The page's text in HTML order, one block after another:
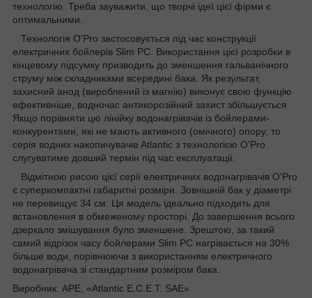
технологію. Треба зауважити, що творчі ідеї цієї фірми є
оптимальними.
Технологія O'Pro застосовується під час конструкції
електричних бойлерів Slim PC. Використання цієї розробки в
кінцевому підсумку призводить до зменшення гальванічного
струму між складниками всередині бака. Як результат,
захисний анод (вироблений із магнію) виконує свою функцію
ефективніше, водночас антикорозійний захист збільшується
Якщо порівняти цю лінійку водонагрівачів із бойлерами-
конкурентами, які не мають активного (омічного) опору, то
серія водних накопичувачів Atlantic з технологією O'Pro
слугуватиме довший термін під час експлуатації.
Відмітною рисою цієї серії електричних водонагрівачів O'Pro
є суперкомпактні габаритні розміри. Зовнішній бак у діаметрі
не перевищує 34 см. Ця модель ідеально підходить для
встановлення в обмеженому просторі. До завершення всього
дзеркало змішування було зменшене. Зрештою, за такий
самий відрізок часу бойлерами Slim PC нагрівається на 30%
більше води, порівнюючи з використанням електричного
водонагрівача зі стандартним розміром бака.
Виробник: АРЕ, «Atlantic E.C.E.T. SAE»